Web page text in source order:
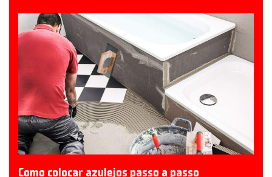
Como colocar azulejos passo a passo